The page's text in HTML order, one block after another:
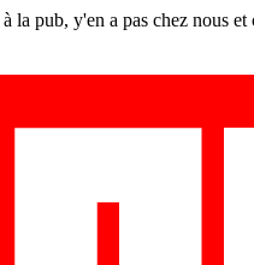
pub, y'en a pas chez nous et